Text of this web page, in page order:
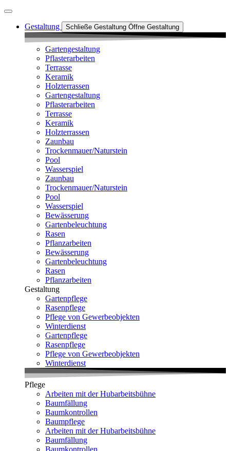
Gestaltung Schließe Gestaltung Öffne Gestaltung
Gartengestaltung
Pflasterarbeiten
Terrasse
Keramik
Holzterrassen
Gartengestaltung
Pflasterarbeiten
Terrasse
Keramik
Holzterrassen
Zaunbau
Trockenmauer/Naturstein
Pool
Wasserspiel
Zaunbau
Trockenmauer/Naturstein
Pool
Wasserspiel
Bewässerung
Gartenbeleuchtung
Rasen
Pflanzarbeiten
Bewässerung
Gartenbeleuchtung
Rasen
Pflanzarbeiten
Gestaltung
Gartenpflege
Rasenpflege
Pflege von Gewerbeobjekten
Winterdienst
Gartenpflege
Rasenpflege
Pflege von Gewerbeobjekten
Winterdienst
Pflege
Arbeiten mit der Hubarbeitsbühne
Baumfällung
Baumkontrollen
Baumpflege
Arbeiten mit der Hubarbeitsbühne
Baumfällung
Baumkontrollen